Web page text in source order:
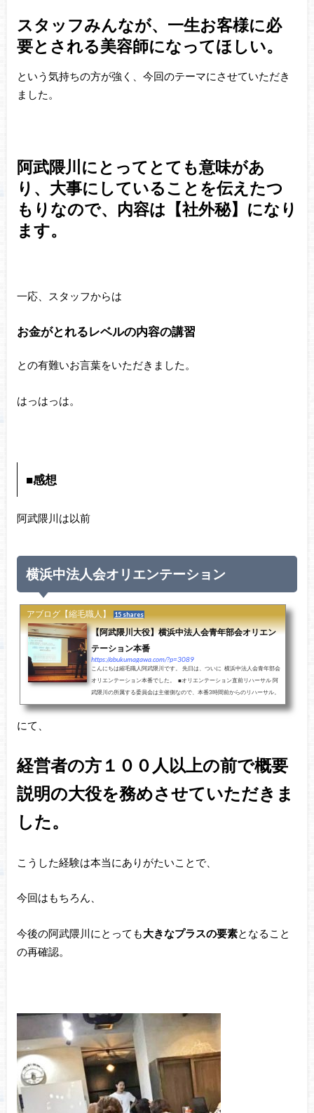
スタッフみんなが、一生お客様に必
要とされる美容師になってほしい。
という気持ちの方が強く、今回のテーマにさせていただき
ました。
阿武隈川にとってとても意味があ
り、大事にしていることを伝えたつ
もりなので、内容は【社外秘】になり
ます。
一応、スタッフからは
お金がとれるレベルの内容の講習
との有難いお言葉をいただきました。
はっはっは。
■感想
阿武隈川は以前
横浜中法人会オリエンテーション
アブログ【縮毛職人】 15 shares
【阿武隈川大役】横浜中法人会青年部会オリエン
テーション本番
https://abukumagawa.com/?p=3089
こんにちは縮毛職人阿武隈川です。 先日は、ついに 横浜中法人会青年部会
オリエンテーション本番でした。 ■オリエンテーション直前リハーサル 阿
武隈川の所属する委員会は主催側なので、本番3時間前からのリハーサル。
委員長と副委...
にて、
経営者の方１００人以上の前で概要
説明の大役を務めさせていただきま
した。
こうした経験は本当にありがたいことで、
今回はもちろん、
今後の阿武隈川にとっても大きなプラスの要素となること
の再確認。